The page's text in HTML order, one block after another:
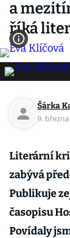
a
říká
Šárka
9.
Literární
zabývá
Publikuje
časopisu
Povídaly